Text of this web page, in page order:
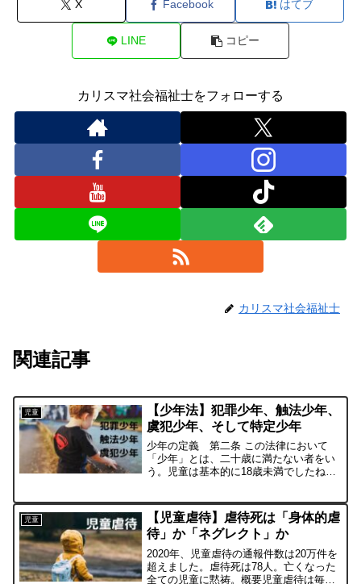
X Facebook はてブ
LINE コピー
カリスマ社会福祉士をフォローする
カリスマ社会福祉士
関連記事
児童
【少年法】犯罪少年、触法少年、
虞犯少年、そして特定少年
少年の定義 第二条 この法律において
「少年」とは、二十歳に満たない者をい
う。児童は基本的に18歳未満でしたね。
触法少年、虞犯少年 第三条次に掲げる
少年は、これを家庭裁...
児童
【児童虐待】虐待死は「身体的虐
待」か「ネグレクト」か
2020年、児童虐待の通報件数は20万件を
超えました。虐待死は78人。亡くなった
全ての児童に黙祷。概要児童虐待は毎年